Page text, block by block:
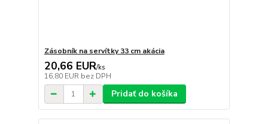
Zásobník na servítky 33 cm akácia
20,66 EUR/ks
16,80 EUR bez DPH
Pridať do košíka